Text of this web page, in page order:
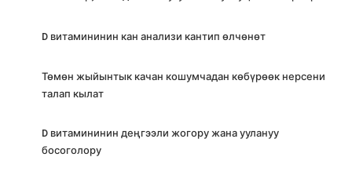
D витамининин кан анализи кантип өлчөнөт
Төмөн жыйынтык качан кошумчадан көбүрөөк нерсени
талап кылат
D витамининин деңгээли жогору жана уулануу
босоголору